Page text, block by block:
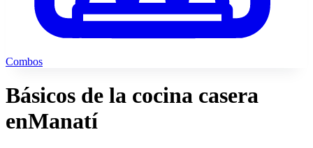
Combos
Básicos de la cocina casera
enManatí